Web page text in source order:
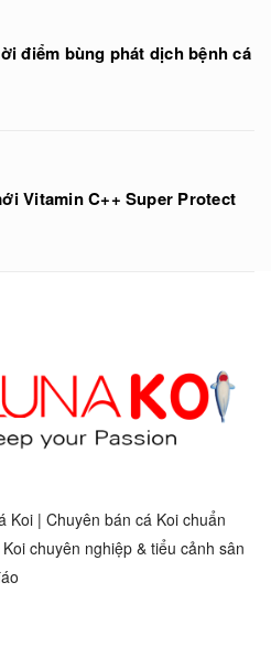
điểm bùng phát dịch bệnh cá
Vitamin C++ Super Protect
Koi | Chuyên bán cá Koi chuẩn
chuyên nghiệp & tiểu cảnh sân